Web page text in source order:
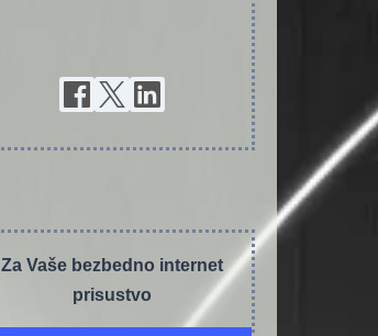
Za Vaše bezbedno internet
prisustvo